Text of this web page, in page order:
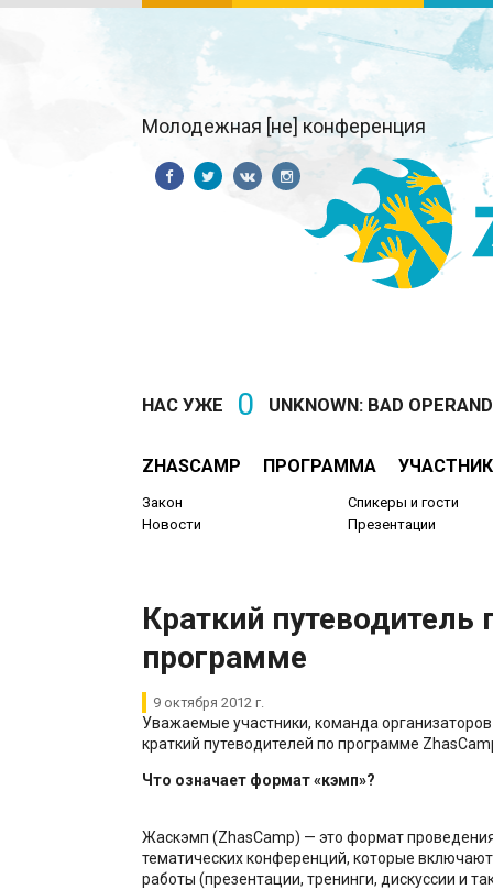
Молодежная [не] конференция
НАС УЖЕ 0 UNKNOWN: BAD
ZHASCAMP ПРОГРАММА
Закон
Новости
Спикеры и гости
Презентации
Краткий путеводитель
программе
9 октября 2012 г.
Уважаемые участники, команда
краткий путеводителей по программе
Что означает формат «кэмп»?
Жаскэмп (ZhasCamp) — это формат
тематических конференций, которые
работы (презентации, тренинги, дискуссии и